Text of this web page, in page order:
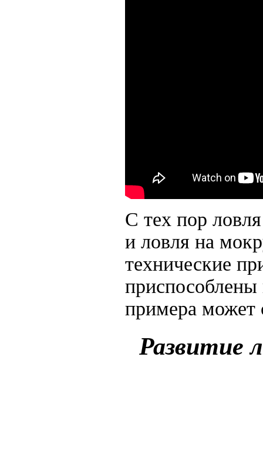
С тех пор
и ловля на
технические
приспособлены
примера
Развитие